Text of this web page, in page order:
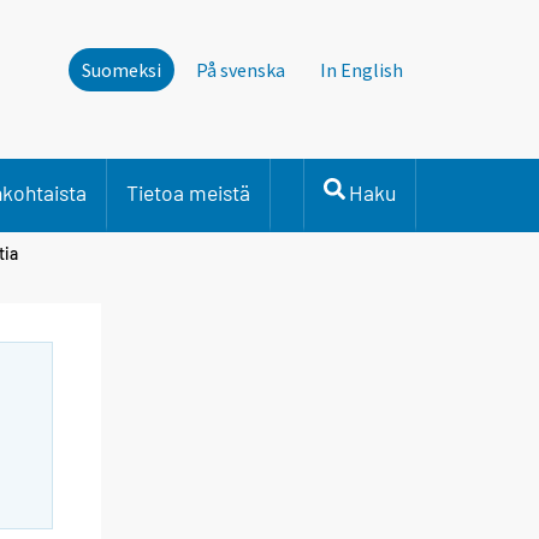
Suomeksi På svenska In English
Tietoa meistä Haku